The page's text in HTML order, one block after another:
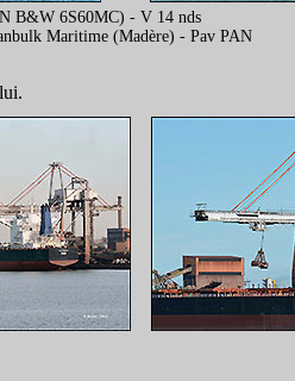
B&W 6S60MC) - V 14 nds
Maritime (Madère) - Pav PAN